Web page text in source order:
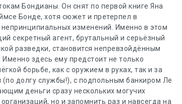
Бондианы. Он снят по первой книге Яна
Бонде, хотя сюжет и претерпел в
изменений. Именно в этом
секретный агент, брутальный и серьёзный
разведки, становится непревзойдённым
Именно здесь ему предстоит не только
борьбе, как с оружием в руках, так и за
(по долгу службы!), с подпольным банкиром Ле
деньги сразу нескольких могучих
но и запомнить раз и навсегда на